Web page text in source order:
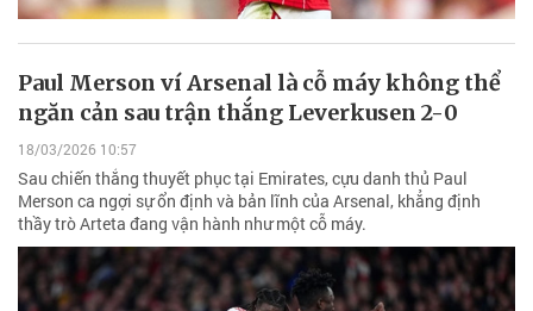
Paul Merson ví Arsenal là cỗ máy không thể
ngăn cản sau trận thắng Leverkusen 2-0
18/03/2026 10:57
Sau chiến thắng thuyết phục tại Emirates, cựu danh thủ Paul
Merson ca ngợi sự ổn định và bản lĩnh của Arsenal, khẳng định
thầy trò Arteta đang vận hành như một cỗ máy.